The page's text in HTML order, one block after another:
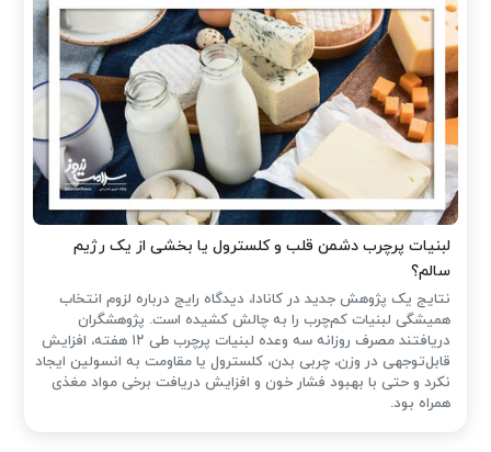
لبنیات پرچرب دشمن قلب و کلسترول یا بخشی از یک رژیم
سالم؟
نتایج یک پژوهش جدید در کانادا، دیدگاه رایج درباره لزوم انتخاب
همیشگی لبنیات کم‌چرب را به چالش کشیده است. پژوهشگران
دریافتند مصرف روزانه سه وعده لبنیات پرچرب طی ۱۲ هفته، افزایش
قابل‌توجهی در وزن، چربی بدن، کلسترول یا مقاومت به انسولین ایجاد
نکرد و حتی با بهبود فشار خون و افزایش دریافت برخی مواد مغذی
همراه بود.